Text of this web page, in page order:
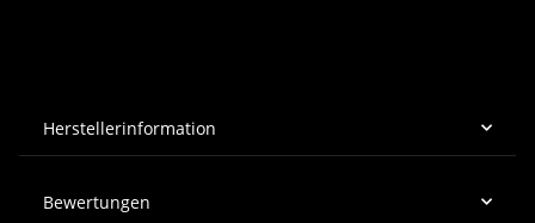
Herstellerinformation
Bewertungen